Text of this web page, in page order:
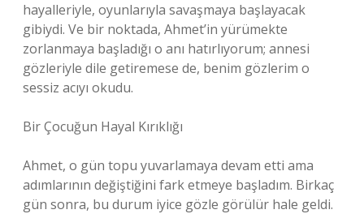
hayalleriyle, oyunlarıyla savaşmaya başlayacak
gibiydi. Ve bir noktada, Ahmet’in yürümekte
zorlanmaya başladığı o anı hatırlıyorum; annesi
gözleriyle dile getiremese de, benim gözlerim o
sessiz acıyı okudu.
Bir Çocuğun Hayal Kırıklığı
Ahmet, o gün topu yuvarlamaya devam etti ama
adımlarının değiştiğini fark etmeye başladım. Birkaç
gün sonra, bu durum iyice gözle görülür hale geldi.